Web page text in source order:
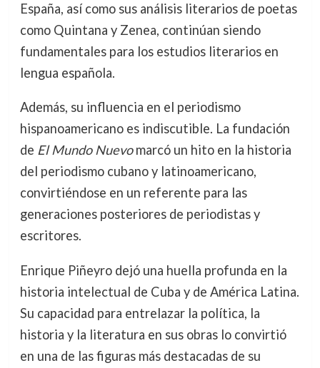
España, así como sus análisis literarios de poetas
como Quintana y Zenea, continúan siendo
fundamentales para los estudios literarios en
lengua española.
Además, su influencia en el periodismo
hispanoamericano es indiscutible. La fundación
de El Mundo Nuevomarcó un hito en la historia
del periodismo cubano y latinoamericano,
convirtiéndose en un referente para las
generaciones posteriores de periodistas y
escritores.
Enrique Piñeyro dejó una huella profunda en la
historia intelectual de Cuba y de América Latina.
Su capacidad para entrelazar la política, la
historia y la literatura en sus obras lo convirtió
en una de las figuras más destacadas de su